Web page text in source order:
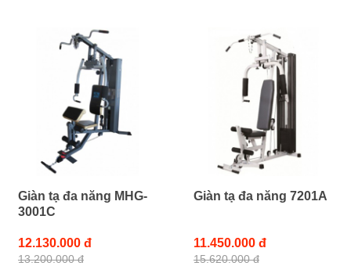
Giàn tạ đa năng MHG-
3001C
12.130.000 đ
13.200.000 đ
Giàn tạ đa năng 7201A
11.450.000 đ
15.620.000 đ